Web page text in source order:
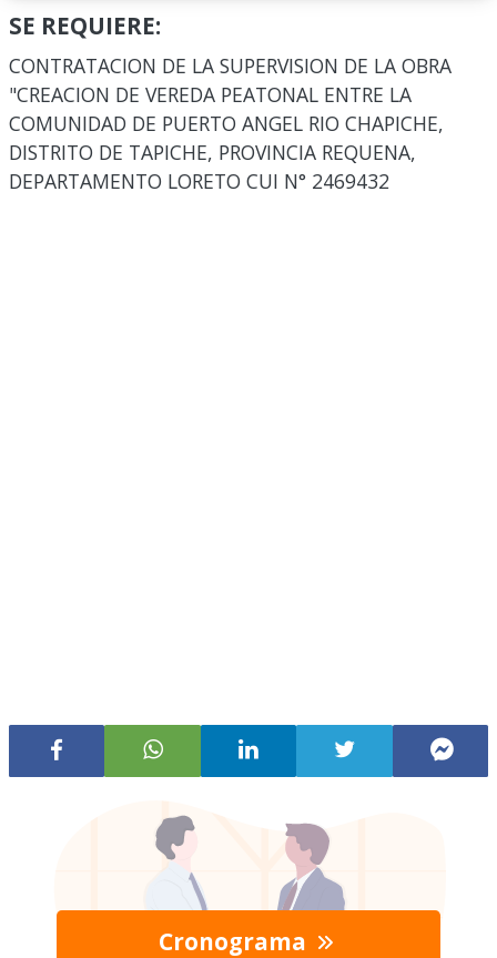
SE REQUIERE:
CONTRATACION DE LA SUPERVISION DE LA OBRA
"CREACION DE VEREDA PEATONAL ENTRE LA
COMUNIDAD DE PUERTO ANGEL RIO CHAPICHE,
DISTRITO DE TAPICHE, PROVINCIA REQUENA,
DEPARTAMENTO LORETO CUI N° 2469432
Cronograma